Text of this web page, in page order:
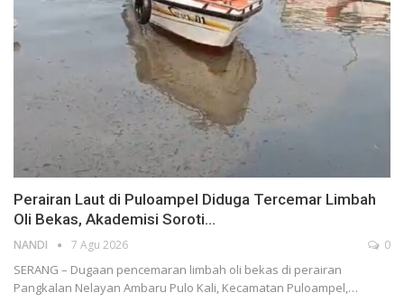
Perairan Laut di Puloampel Diduga Tercemar Limbah
Oli Bekas, Akademisi Soroti…
NANDI 7 Agu 2026 0
SERANG – Dugaan pencemaran limbah oli bekas di perairan
Pangkalan Nelayan Ambaru Pulo Kali, Kecamatan Puloampel,…